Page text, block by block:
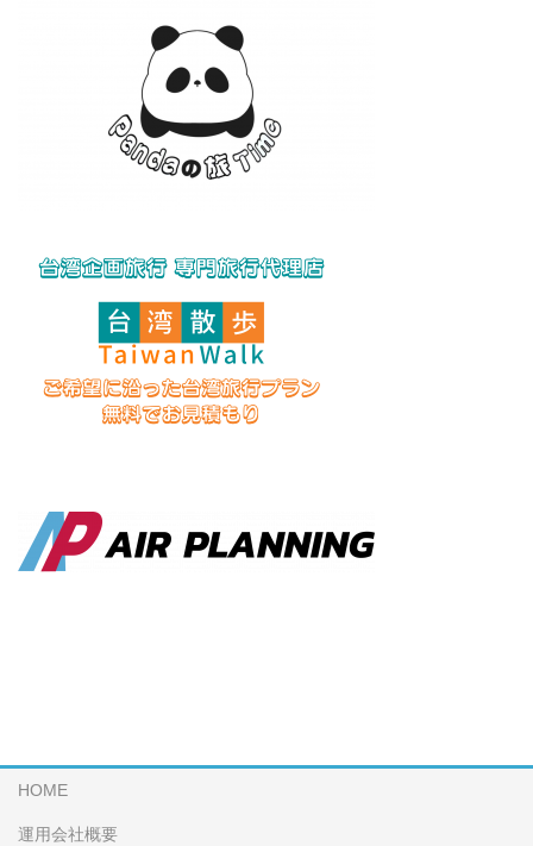
HOME
運用会社概要